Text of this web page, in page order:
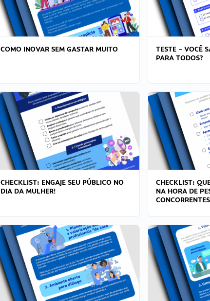
COMO INOVAR SEM GASTAR MUITO
TESTE – VOCÊ
PARA TODOS?
CHECKLIST: ENGAJE SEU PÚBLICO NO
DIA DA MULHER!
CHECKLIST:
NA HORA DE
CONCORRENTES